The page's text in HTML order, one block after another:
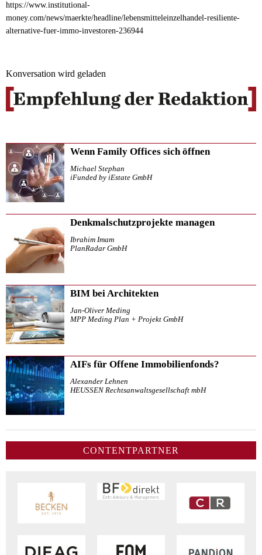
https://www.institutional-
money.com/news/maerkte/headline/lebensmitteleinzelhandel-resiliente-
alternative-fuer-immo-investoren-236944
Konversation wird geladen
Wenn Family Offices sich öffnen
Michael Stephan
iFunded by iEstate GmbH
Denkmalschutzprojekte managen
Ibrahim Imam
PlanRadar GmbH
BIM bei Architekten
Jan-Oliver Meding
MPP Meding Plan + Projekt GmbH
AIFs für Offene Immobilienfonds?
Alexander Lehnen
HEUSSEN Rechtsanwaltsgesellschaft mbH
CONTENTPARTNER